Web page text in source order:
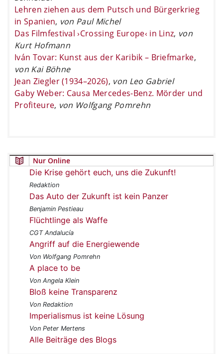
Lehren ziehen aus dem Putsch und Bürgerkrieg
in Spanien, von Paul Michel
Das Filmfestival ›Crossing Europe‹ in Linz, von
Kurt Hofmann
Iván Tovar: Kunst aus der Karibik – Briefmarke,
von Kai Böhne
Jean Ziegler (1934–2026), von Leo Gabriel
Gaby Weber: Causa Mercedes-Benz. Mörder und
Profiteure, von Wolfgang Pomrehn
Nur Online
Die Krise gehört euch, uns die Zukunft!
Redaktion
Das Auto der Zukunft ist kein Panzer
Benjamin Pestieau
Flüchtlinge als Waffe
CGT Andalucía
Angriff auf die Energiewende
Von Wolfgang Pomrehn
A place to be
Von Angela Klein
Bloß keine Transparenz
Von Redaktion
Imperialismus ist keine Lösung
Von Peter Mertens
Alle Beiträge des Blogs